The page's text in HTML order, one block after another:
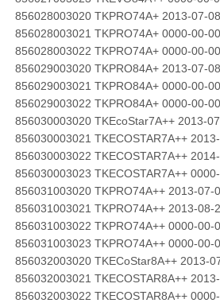
856028003020 TKPRO74A+ 2013-07-
856028003021 TKPRO74A+ 0000-00-
856028003022 TKPRO74A+ 0000-00-
856029003020 TKPRO84A+ 2013-07-
856029003021 TKPRO84A+ 0000-00-
856029003022 TKPRO84A+ 0000-00-
856030003020 TKEcoStar7A++ 2013-
856030003021 TKECOSTAR7A++
856030003022 TKECOSTAR7A++
856030003023 TKECOSTAR7A++
856031003020 TKPRO74A++ 2013-07-
856031003021 TKPRO74A++ 2013-08-
856031003022 TKPRO74A++ 0000-00-
856031003023 TKPRO74A++ 0000-00-
856032003020 TKECoStar8A++ 2013-
856032003021 TKECOSTAR8A++
856032003022 TKECOSTAR8A++